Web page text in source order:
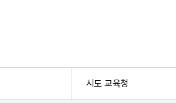
시도 교육청